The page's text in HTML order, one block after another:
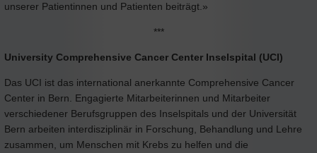
unserer Patientinnen und Patienten beiträgt.»
***
University Comprehensive Cancer Center Inselspital (UCI)
Das UCI ist das international anerkannte Comprehensive Cancer
Center in Bern. Engagierte Mitarbeiterinnen und Mitarbeiter
verschiedener Berufsgruppen des Inselspitals und der Universität
Bern arbeiten interdisziplinär in Forschung, Behandlung und Lehre
zusammen, um Menschen mit Krebs zu helfen und die